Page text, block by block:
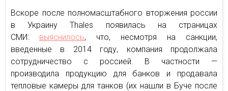
Вскоре после полномасштабного вторжения россии
в Украину Thales появилась на страницах
СМИ: выяснилось, что, несмотря на санкции,
введенные в 2014 году, компания продолжала
сотрудничество с россией. В частности —
производила продукцию для банков и продавала
тепловые камеры для танков (их нашли в Буче после